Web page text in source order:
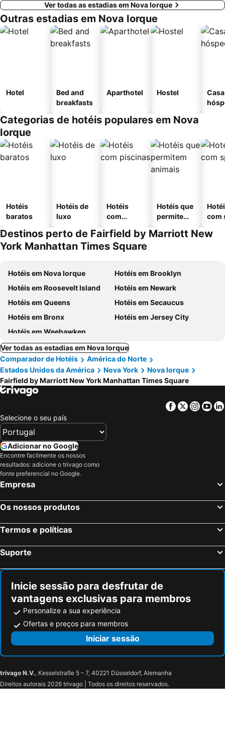
Ver todas as estadias em Nova Iorque
Outras estadias em Nova Iorque
Hotel
Bed and
breakfasts
Aparthotel Hostel
Categorias de hotéis populares em Nova
Iorque
Hotéis
baratos
Hotéis de
luxo
Hotéis
com
Hotéis que
permitem
com
Destinos perto de Fairfield by Marriott New
York Manhattan Times Square
Hotéis em Nova Iorque
Hotéis em Brooklyn
Hotéis em Roosevelt Island
Hotéis em Newark
Hotéis em Queens
Hotéis em Secaucus
Hotéis em Bronx
Hotéis em Jersey City
Hotéis em Weehawken
Ver todas as estadias em Nova Iorque
Comparador de Hotéis
América do Norte
Estados Unidos da América
Nova York
Nova Iorque
Fairfield by Marriott New York Manhattan Times Square
Facebook
Twitter
Selecione o seu país
Adicionar no Google
Encontre facilmente os nossos
resultados: adicione o trivago como
fonte preferencial no Google.
Empresa
Os nossos produtos
Termos e políticas
Suporte
Inicie sessão para desfrutar de
vantagens exclusivas para membros
Personalize a sua experiência
Ofertas e preços para membros
Iniciar sessão
trivago N.V., Kesselstraße 5 – 7, 40221 Düsseldorf, Alemanha
Direitos autorais 2026 trivago | Todos os direitos reservados.